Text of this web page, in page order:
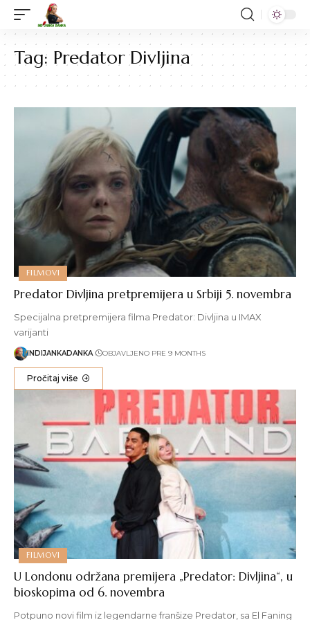
Tag: Predator Divljina
FILMOVI
Predator Divljina pretpremijera u Srbiji 5. novembra
Specijalna pretpremijera filma Predator: Divljina u IMAX
varijanti
INDIJANKADANKA OBJAVLJENO PRE 9 MONTHS
Pročitaj više
FILMOVI
U Londonu održana premijera „Predator: Divljina“, u
bioskopima od 6. novembra
Potpuno novi film iz legendarne franšize Predator, sa El Faning